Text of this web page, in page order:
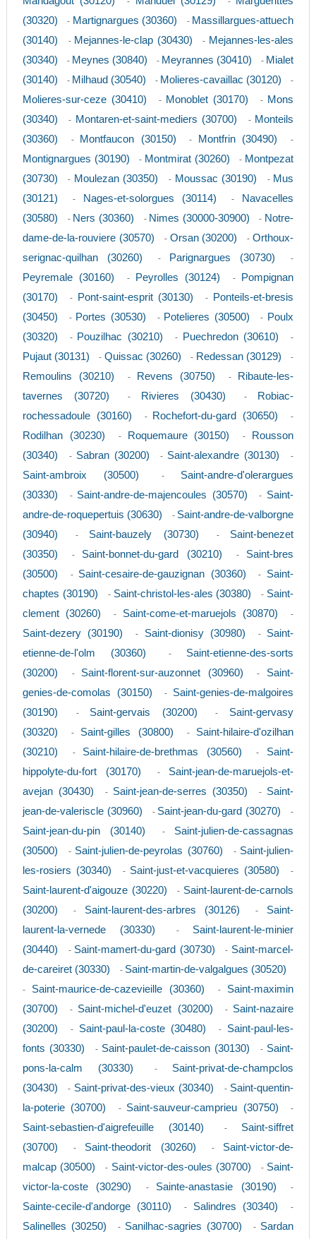
(30320)
- Martignargues (30360) - Massillargues-attuech
(30140)
- Mejannes-le-clap (30430) - Mejannes-les-ales
(30340)
- Meynes (30840) - Meyrannes (30410) - Mialet
(30140)
- Milhaud (30540) - Molieres-cavaillac (30120) -
Molieres-sur-ceze (30410) - Monoblet (30170) - Mons
(30340)
- Montaren-et-saint-mediers (30700) - Monteils
(30360)
- Montfaucon (30150) - Montfrin (30490) -
Montignargues (30190) - Montmirat (30260) - Montpezat
(30730)
- Moulezan (30350) - Moussac (30190) - Mus
(30121)
- Nages-et-solorgues (30114) -
Navacelles
(30580)
- Ners (30360) - Nimes (30000-30900) - Notre-
dame-de-la-rouviere (30570)
- Orsan (30200) -Orthoux-
serignac-quilhan (30260)
- Parignargues (30730) -
Peyremale (30160) - Peyrolles (30124) -
Pompignan
(30170)
- Pont-saint-esprit (30130) -
Ponteils-et-bresis
(30450)
- Portes (30530) - Potelieres (30500) - Poulx
(30320)
- Pouzilhac (30210) - Puechredon (30610) -
Pujaut (30131) - Quissac (30260) - Redessan (30129) -
Remoulins (30210) - Revens (30750) -
Ribaute-les-
tavernes (30720)
- Rivieres (30430) -
Robiac-
rochessadoule (30160)
- Rochefort-du-gard (30650) -
Rodilhan (30230) - Roquemaure (30150) -
Rousson
(30340)
- Sabran (30200) - Saint-alexandre (30130) -
Saint-ambroix (30500) - Saint-andre-d'olerargues
(30330)
- Saint-andre-de-majencoules (30570) - Saint-
andre-de-roquepertuis (30630)
- Saint-andre-de-valborgne
(30940)
- Saint-bauzely (30730) - Saint-benezet
(30350)
- Saint-bonnet-du-gard (30210) - Saint-bres
(30500)
- Saint-cesaire-de-gauzignan (30360) - Saint-
chaptes (30190)
- Saint-christol-les-ales (30380) - Saint-
clement (30260)
- Saint-come-et-maruejols (30870) -
Saint-dezery (30190) - Saint-dionisy (30980) - Saint-
etienne-de-l'olm (30360)
- Saint-etienne-des-sorts
(30200)
- Saint-florent-sur-auzonnet (30960) - Saint-
genies-de-comolas (30150)
- Saint-genies-de-malgoires
(30190)
- Saint-gervais (30200) - Saint-gervasy
(30320)
- Saint-gilles (30800) - Saint-hilaire-d'ozilhan
(30210)
- Saint-hilaire-de-brethmas (30560) - Saint-
hippolyte-du-fort (30170)
- Saint-jean-de-maruejols-et-
avejan (30430)
- Saint-jean-de-serres (30350) - Saint-
jean-de-valeriscle (30960)
- Saint-jean-du-gard (30270) -
Saint-jean-du-pin (30140) - Saint-julien-de-cassagnas
(30500)
- Saint-julien-de-peyrolas (30760) - Saint-julien-
les-rosiers (30340)
- Saint-just-et-vacquieres (30580) -
Saint-laurent-d'aigouze (30220) - Saint-laurent-de-carnols
(30200)
- Saint-laurent-des-arbres (30126) - Saint-
laurent-la-vernede (30330)
- Saint-laurent-le-minier
(30440)
- Saint-mamert-du-gard (30730) - Saint-marcel-
de-careiret (30330)
- Saint-martin-de-valgalgues (30520)
- Saint-maurice-de-cazevieille (30360) - Saint-maximin
(30700)
- Saint-michel-d'euzet (30200) - Saint-nazaire
(30200)
- Saint-paul-la-coste (30480) - Saint-paul-les-
fonts (30330)
- Saint-paulet-de-caisson (30130) - Saint-
pons-la-calm (30330)
- Saint-privat-de-champclos
(30430)
- Saint-privat-des-vieux (30340) - Saint-quentin-
la-poterie (30700)
- Saint-sauveur-camprieu (30750) -
Saint-sebastien-d'aigrefeuille (30140) - Saint-siffret
(30700)
- Saint-theodorit (30260) - Saint-victor-de-
malcap (30500)
- Saint-victor-des-oules (30700) - Saint-
victor-la-coste (30290)
- Sainte-anastasie (30190) -
Sainte-cecile-d'andorge (30110) - Salindres (30340) -
Salinelles (30250) - Sanilhac-sagries (30700) - Sardan